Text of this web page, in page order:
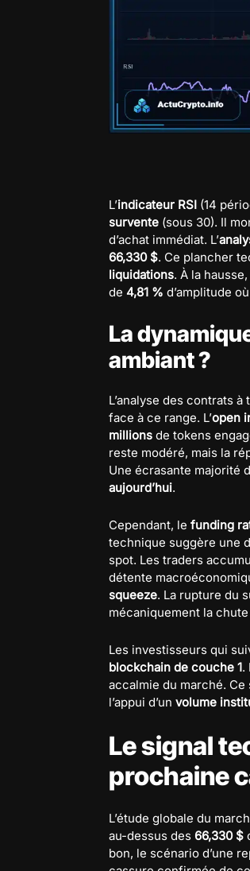
L’indicateur RSI (14
survente (sous 30). Il
d’achat immédiat. L’
66,330 $. Ce plancher
liquidations. À la
de 4,81 % d’amplitude
La
ambiant ?
L’analyse des contrats
face à ce range. L’open
millions de tokens
reste modéré, mais la
Une écrasante majorité
aujourd’hui.
Cependant, le funding
technique suggère une
spot. Les traders
détente
squeeze. La rupture du
mécaniquement la
Les investisseurs qui
blockchain de couche 1.
accalmie du marché.
l’appui d’un volume
Le signal
prochaine
L’étude globale du
au-dessus des 66,330 $
bon, le scénario d’une